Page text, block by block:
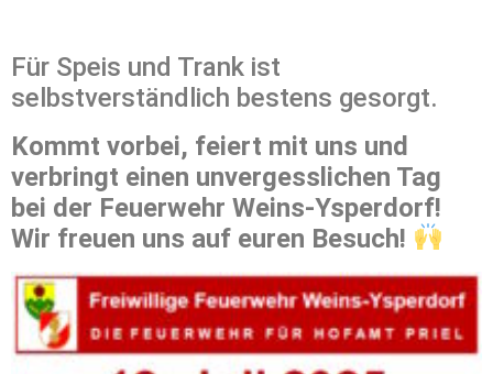
Für Speis und Trank ist
selbstverständlich bestens gesorgt.
Kommt vorbei, feiert mit uns und
verbringt einen unvergesslichen Tag
bei der Feuerwehr Weins-Ysperdorf!
Wir freuen uns auf euren Besuch!